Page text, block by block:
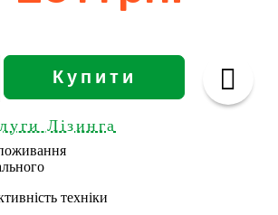
Купити
Лізинга
техніки